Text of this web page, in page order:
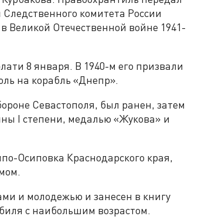
комитета России
Великой Отечественной войне 1941-
8 января. В 1940-м его призвали
на корабль «Днепр».
Севастополя, был ранен, затем
I степени, медалью «Жукова» и
Осиповка Краснодарского края,
и молодежью и занесен в книгу
с наибольшим возрастом.